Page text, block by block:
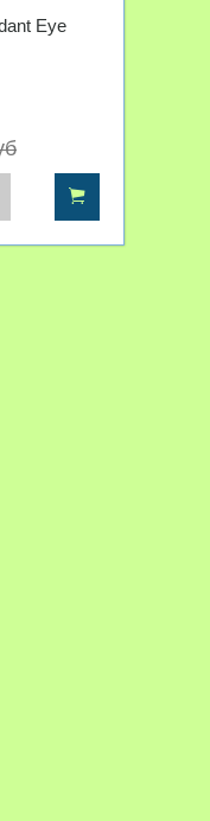
Eye